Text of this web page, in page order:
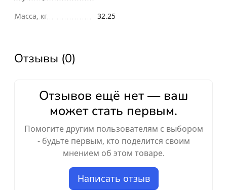
Масса, кг
32.25
Отзывы (0)
Отзывов ещё нет — ваш
может стать первым.
Помогите другим пользователям с выбором
- будьте первым, кто поделится своим
мнением об этом товаре.
Написать отзыв